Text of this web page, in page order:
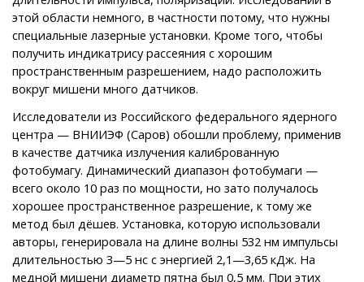
этой области немного, в частности потому, что нужны
специальные лазерные установки. Кроме того, чтобы
получить индикатрису рассеяния с хорошим
пространственным разрешением, надо расположить
вокруг мишени много датчиков.
Исследователи из Российского федерального ядерного
центра — ВНИИЭФ (Саров) обошли проблему, применив
в качестве датчика излучения калиброванную
фотобумагу. Динамический диапазон фотобумаги —
всего около 10 раз по мощности, но зато получалось
хорошее пространственное разрешение, к тому же
метод был дёшев. Установка, которую использовали
авторы, генерировала на длине волны 532 нм импульсы
длительностью 3—5 нс с энергией 2,1—3,65 кДж. На
медной мишени диаметр пятна был 0,5 мм. При этих